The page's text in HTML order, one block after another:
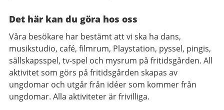
Det här kan du göra hos oss
Våra besökare har bestämt att vi ska ha dans,
musikstudio, café, filmrum, Playstation, pyssel, pingis,
sällskapsspel, tv-spel och mysrum på fritidsgården. All
aktivitet som görs på fritidsgården skapas av
ungdomar och utgår från idéer som kommer från
ungdomar. Alla aktiviteter är frivilliga.